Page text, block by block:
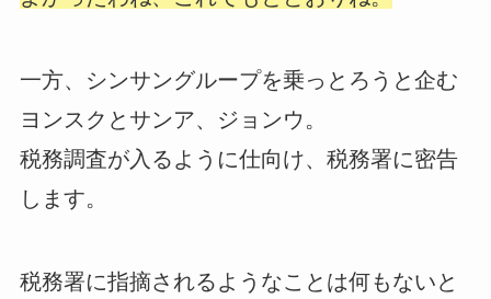
一方、シンサングループを乗っとろうと企む
ヨンスクとサンア、ジョンウ。
税務調査が入るように仕向け、税務署に密告
します。
税務署に指摘されるようなことは何もないと